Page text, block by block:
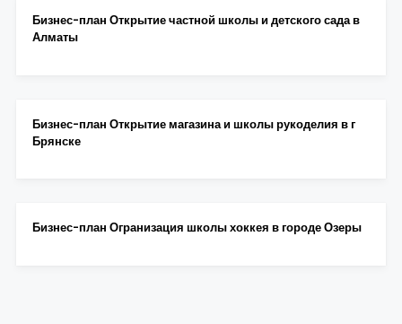
Бизнес-план Открытие частной школы и детского сада в
Алматы
Бизнес-план Открытие магазина и школы рукоделия в г
Брянске
Бизнес-план Огранизация школы хоккея в городе Озеры